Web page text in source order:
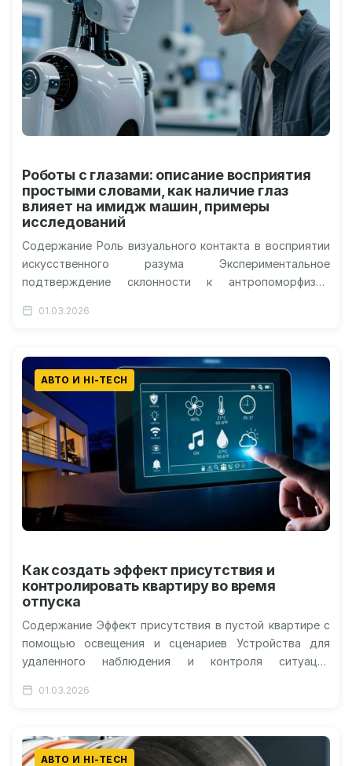
Роботы с глазами: описание восприятия
простыми словами, как наличие глаз
влияет на имидж машин, примеры
исследований
Содержание Роль визуального контакта в восприятии
искусственного разума Экспериментальное
подтверждение склонности к антропоморфизму
мозга Географические и технические границы
01.03.2026
АВТО И HI-TECH
Как создать эффект присутствия и
контролировать квартиру во время
отпуска
Содержание Эффект присутствия в пустой квартире с
помощью освещения и сценариев Устройства для
удаленного наблюдения и контроля ситуации
Как…
01.03.2026
АВТО И HI-TECH